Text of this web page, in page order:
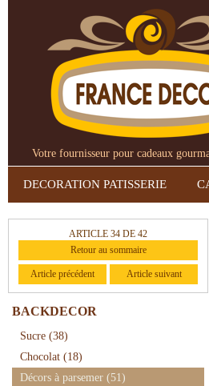
Votre fournisseur pour cadeaux
DECORATION PATISSERIE
ARTICLE 34 DE 42
Retour au sommaire
Article précédent Article suivant
BACKDECOR
Sucre (38)
Chocolat (18)
Décors à parsemer (51)